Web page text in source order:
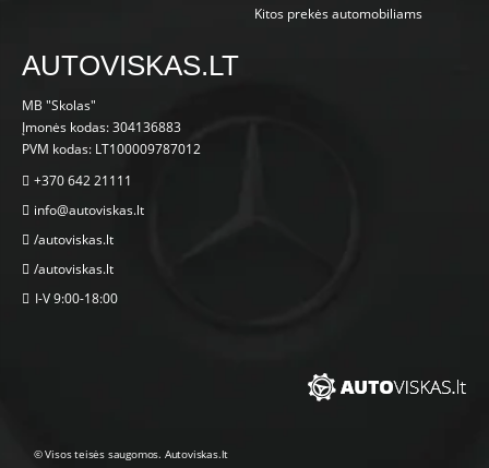
Kitos prekės automobiliams
AUTOVISKAS.LT
MB "Skolas"
Įmonės kodas: 304136883
PVM kodas: LT100009787012
+370 642 21111
info@autoviskas.lt
/autoviskas.lt
/autoviskas.lt
I-V 9:00-18:00
© Visos teisės saugomos. Autoviskas.lt